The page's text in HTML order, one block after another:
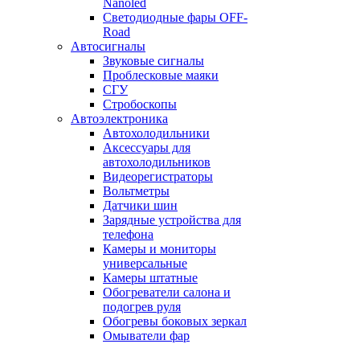
Светодиодные фары OFF-
Road
Автосигналы
Звуковые сигналы
Проблесковые маяки
СГУ
Стробоскопы
Автоэлектроника
Автохолодильники
Аксессуары для
автохолодильников
Видеорегистраторы
Вольтметры
Датчики шин
Зарядные устройства для
телефона
Камеры и мониторы
универсальные
Камеры штатные
Обогреватели салона и
подогрев руля
Обогревы боковых зеркал
Омыватели фар